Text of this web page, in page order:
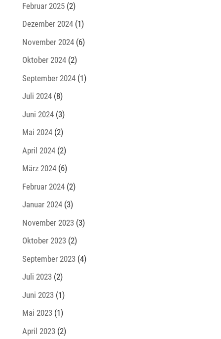
Februar 2025(2)
Dezember 2024(1)
November 2024(6)
Oktober 2024(2)
September 2024(1)
Juli 2024(8)
Juni 2024(3)
Mai 2024(2)
April 2024(2)
März 2024(6)
Februar 2024(2)
Januar 2024(3)
November 2023(3)
Oktober 2023(2)
September 2023(4)
Juli 2023(2)
Juni 2023(1)
Mai 2023(1)
April 2023(2)